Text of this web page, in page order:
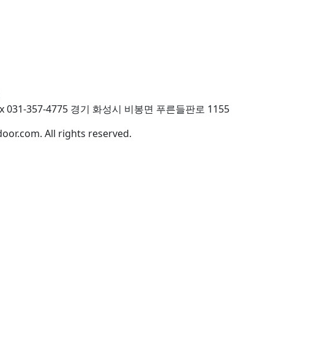
031-357-4775 경기 화성시 비봉면 푸른들판로 1155
All rights reserved.